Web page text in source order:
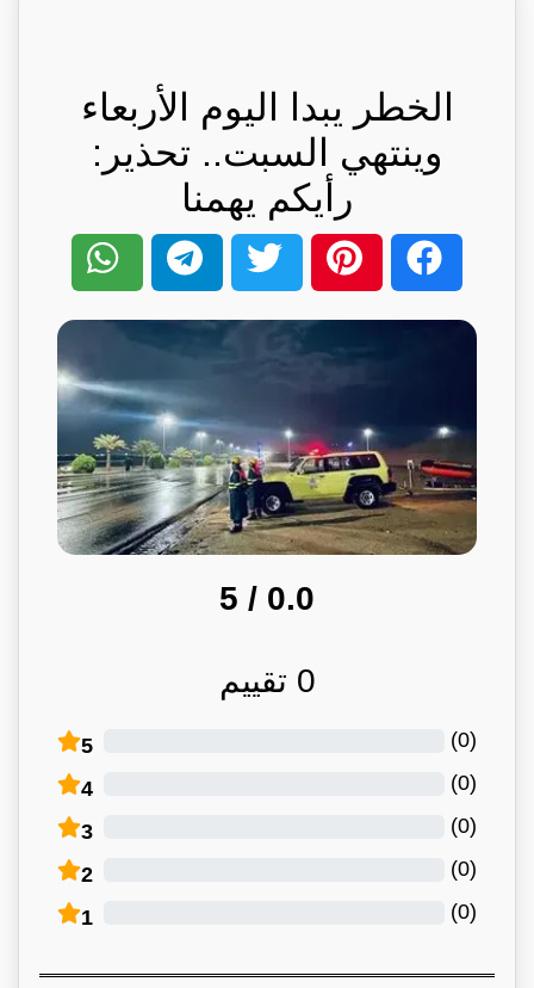
الخطر يبدا اليوم الأربعاء
وينتهي السبت.. تحذير:
رأيكم يهمنا
0.0
/ 5
0 تقييم
5 (
0
)
4 (
0
)
3 (
0
)
2 (
0
)
1 (
0
)